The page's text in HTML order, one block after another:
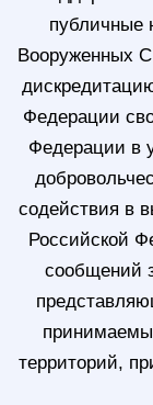
публичные
Вооруженных
Федерации
Федерации в
содействия в
Российской
сообщений
территорий,